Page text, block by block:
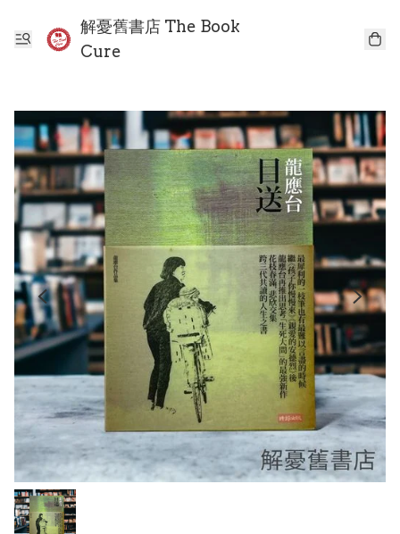
解憂舊書店 The Book
Cure